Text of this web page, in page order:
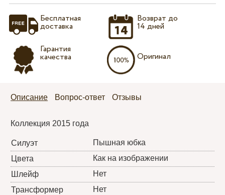
Бесплатная
доставка
Гарантия
качества
Возврат до
14 дней
Оригинал
Описание Вопрос-ответ Отзывы
Коллекция 2015 года
Силуэт
Пышная юбка
Цвета
Как на изображении
Шлейф
Нет
Трансформер
Нет